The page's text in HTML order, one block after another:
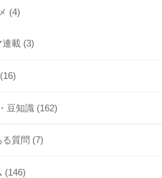
(4)
連載 (3)
(16)
豆知識 (162)
る質問 (7)
(146)